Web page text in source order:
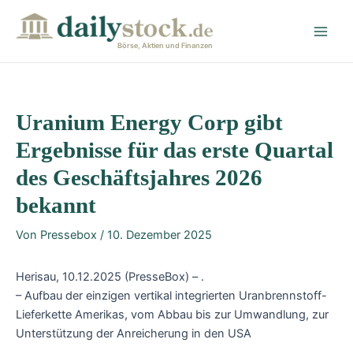
Börse, Aktien und Finanzen
Uranium Energy Corp gibt
Ergebnisse für das erste Quartal
des Geschäftsjahres 2026
bekannt
Von Pressebox / 10. Dezember 2025
Herisau, 10.12.2025 (PresseBox) – .
– Aufbau der einzigen vertikal integrierten Uranbrennstoff-
Lieferkette Amerikas, vom Abbau bis zur Umwandlung, zur
Unterstützung der Anreicherung in den USA